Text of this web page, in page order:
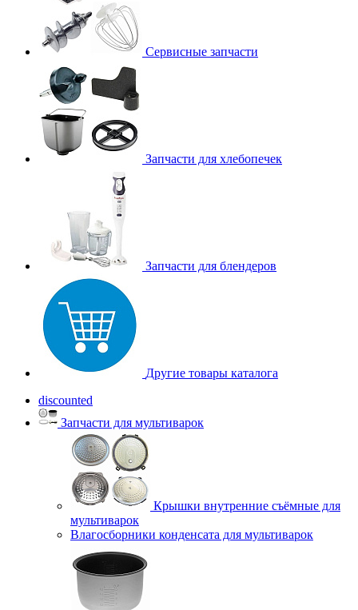
Сервисные запчасти
Запчасти для хлебопечек
Запчасти для блендеров
Другие товары каталога
discounted
Запчасти для мультиварок
Крышки внутренние съёмные для
мультиварок
Влагосборники конденсата для мультиварок